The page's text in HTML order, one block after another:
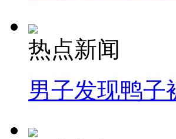
热点新闻
男子发现鸭子